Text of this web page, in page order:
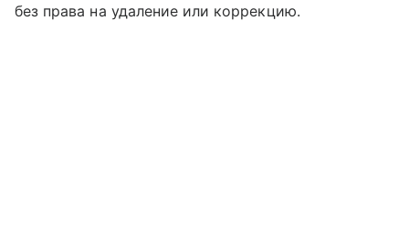
без права на удаление или коррекцию.